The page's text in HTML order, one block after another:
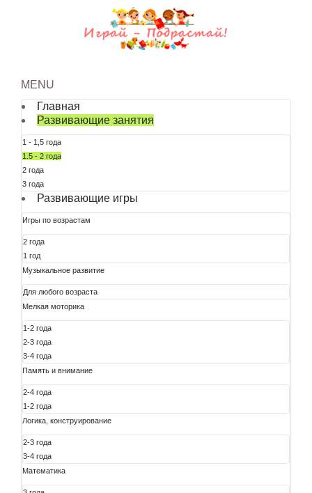
MENU
Главная
Развивающие занятия
1 - 1,5 года
1.5 - 2 года
2 года
3 года
Развивающие игры
Игры по возрастам
2 года
1 год
Музыкальное развитие
Для любого возраста
Мелкая моторика
1-2 года
2-3 года
3-4 года
Память и внимание
2-4 года
1-2 года
Логика, конструирование
2-3 года
3-4 года
Математика